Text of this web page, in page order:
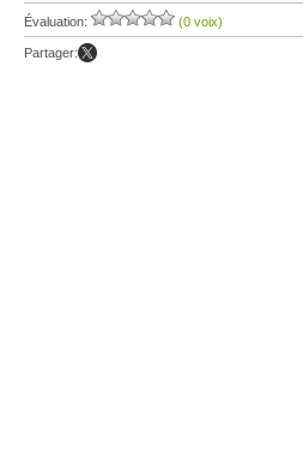
Évaluation: (0 voix)
Partager: